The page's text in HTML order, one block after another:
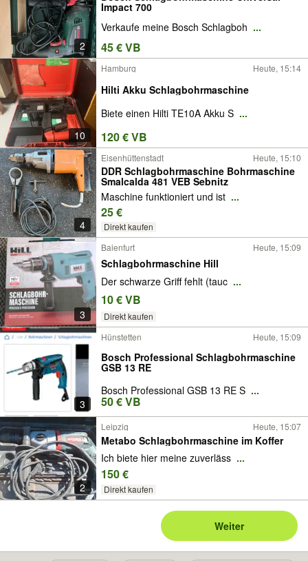
2
Impact 700
Verkaufe meine Bosch Schlagboh ...
45 € VB
10
Hamburg Heute, 15:14
Hilti Akku Schlagbohrmaschine
Biete einen Hilti TE10A Akku S ...
120 € VB
4
Eisenhüttenstadt Heute, 15:10
DDR Schlagbohrmaschine Bohrmaschine
Smalcalda 481 VEB Sebnitz
Maschine funktioniert und ist ...
25 €
Direkt kaufen
3
Baienfurt Heute, 15:09
Schlagbohrmaschine Hill
Der schwarze Griff fehlt (tauc ...
10 € VB
Direkt kaufen
3
Hünstetten Heute, 15:09
Bosch Professional Schlagbohrmaschine
GSB 13 RE
Bosch Professional GSB 13 RE S ...
50 € VB
2
Leipzig Heute, 15:07
Metabo Schlagbohrmaschine im Koffer
Ich biete hier meine zuverläss ...
150 €
Direkt kaufen
Weiter